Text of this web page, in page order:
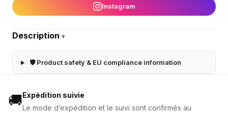
Instagram
Description ▾
🛡 Product safety & EU compliance information
🚚Expédition suivie
Le mode d’expédition et le suivi sont confirmés au